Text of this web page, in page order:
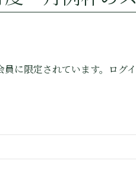
に限定されています。ログ